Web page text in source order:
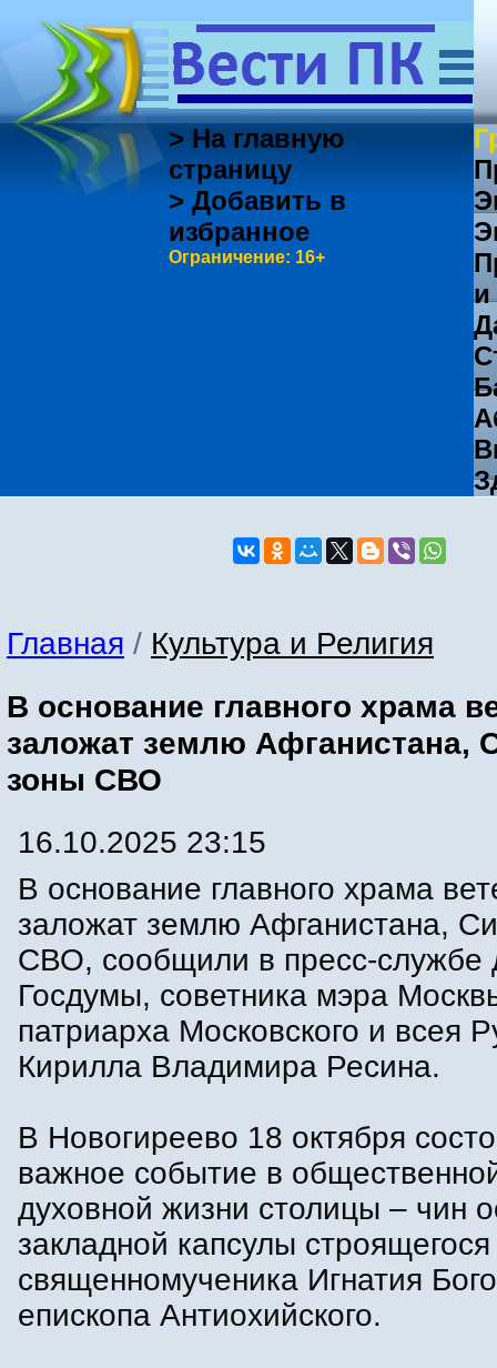
> На главную
страницу
> Добавить в
избранное
Ограничение: 16+
Главная / Культура и Религия
В основание главного храма
заложат землю Афганистана,
зоны СВО
16.10.2025 23:15
В основание главного храма
заложат землю Афганистана,
СВО, сообщили в пресс-службе
Госдумы, советника мэра
патриарха Московского и всея
Кирилла Владимира Ресина.
В Новогиреево 18 октября
важное событие в
духовной жизни столицы – чин
закладной капсулы
священномученика Игнатия
епископа Антиохийского.